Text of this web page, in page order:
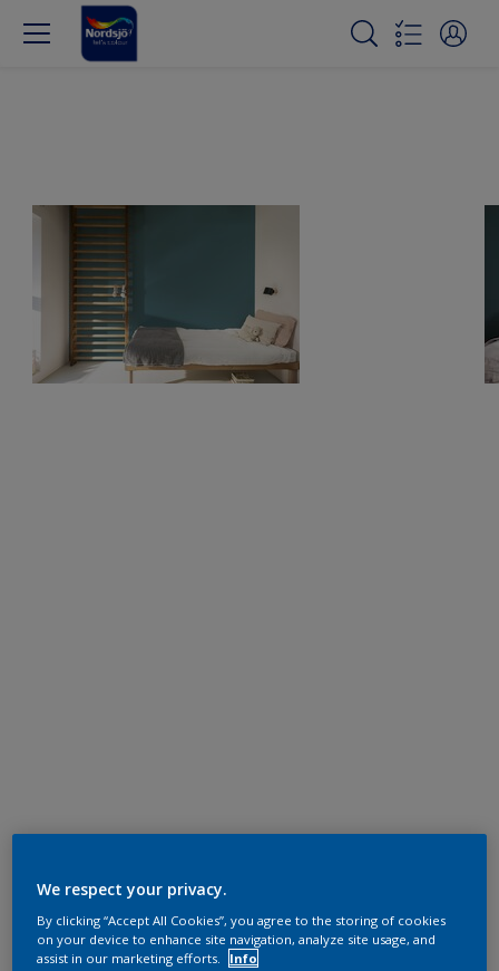
We respect your privacy.
By clicking “Accept All Cookies”, you agree to the storing of cookies
on your device to enhance site navigation, analyze site usage, and
assist in our marketing efforts.
Info